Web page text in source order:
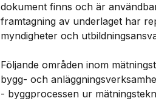
dokument finns och är
framtagning av underlaget har
myndigheter och
Följande områden inom
bygg- och
- byggprocessen ur